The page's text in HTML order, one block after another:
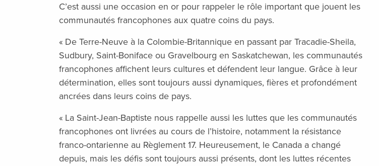
C’est aussi une occasion en or pour rappeler le rôle important que jouent les
communautés francophones aux quatre coins du pays.
« De Terre-Neuve à la Colombie-Britannique en passant par Tracadie-Sheila,
Sudbury, Saint-Boniface ou Gravelbourg en Saskatchewan, les communautés
francophones affichent leurs cultures et défendent leur langue. Grâce à leur
détermination, elles sont toujours aussi dynamiques, fières et profondément
ancrées dans leurs coins de pays.
« La Saint-Jean-Baptiste nous rappelle aussi les luttes que les communautés
francophones ont livrées au cours de l’histoire, notamment la résistance
franco-ontarienne au Règlement 17. Heureusement, le Canada a changé
depuis, mais les défis sont toujours aussi présents, dont les luttes récentes